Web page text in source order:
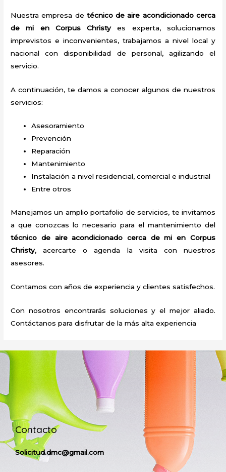
Nuestra empresa de técnico de aire acondicionado cerca
de mi en Corpus Christyes experta, solucionamos
imprevistos e inconvenientes, trabajamos a nivel local y
nacional con disponibilidad de personal, agilizando el
servicio.
A continuación, te damos a conocer algunos de nuestros
servicios:
Asesoramiento
Prevención
Reparación
Mantenimiento
Instalación a nivel residencial, comercial e industrial
Entre otros
Manejamos un amplio portafolio de servicios, te invitamos
a que conozcas lo necesario para el mantenimiento del
técnico de aire acondicionado cerca de mi en Corpus
Christy, acercarte o agenda la visita con nuestros
asesores.
Contamos con años de experiencia y clientes satisfechos.
Con nosotros encontrarás soluciones y el mejor aliado.
Contáctanos para disfrutar de la más alta experiencia
Contacto
Solicitud.dmc@gmail.com